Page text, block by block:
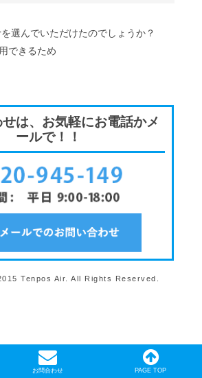
選んでいただけたのでしょうか？
できるため
は、お気軽にお電話かメ
ールで！！
Tenpos Air. All Rights Reserved.
お問合わせ PAGE TOP